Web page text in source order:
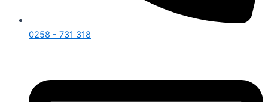
0258 - 731 318